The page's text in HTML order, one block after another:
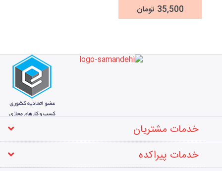
35,500 تومان
خدمات مشتریان
خدمات پیراکده